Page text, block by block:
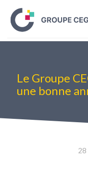
Le Groupe
une bonne
28